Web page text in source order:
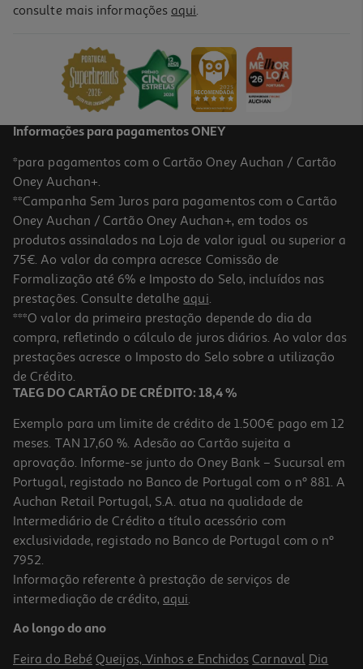
Grinalda Multicor Actuel "happy Birthday"
Palhinhas Cartão Actuel Golden Party 20un
2.99 €/un
2,99 €
Balão Foil Nº6 Prateado 32cm
1 €/un
1,00 €
consulte mais informações aqui.
Informações para pagamentos ONEY
*para pagamentos com o Cartão Oney Auchan / Cartão
Oney Auchan+.
**Campanha Sem Juros para pagamentos com o Cartão
Oney Auchan / Cartão Oney Auchan+, em todos os
produtos assinalados na Loja de valor igual ou superior a
75€. Ao valor da compra acresce Comissão de
Formalização até 6% e Imposto do Selo, incluídos nas
prestações. Consulte detalhe aqui.
***O valor da primeira prestação depende do dia da
compra, refletindo o cálculo de juros diários. Ao valor das
prestações acresce o Imposto do Selo sobre a utilização
de Crédito.
TAEG DO CARTÃO DE CRÉDITO: 18,4 %
Exemplo para um limite de crédito de 1.500€ pago em 12
meses. TAN 17,60 %. Adesão ao Cartão sujeita a
aprovação. Informe-se junto do Oney Bank – Sucursal em
Portugal, registado no Banco de Portugal com o nº 881. A
Auchan Retail Portugal, S.A. atua na qualidade de
Intermediário de Crédito a título acessório com
exclusividade, registado no Banco de Portugal com o nº
7952.
Informação referente à prestação de serviços de
intermediação de crédito, aqui.
Ao longo do ano
Feira do Bebé Queijos, Vinhos e Enchidos Carnaval Dia